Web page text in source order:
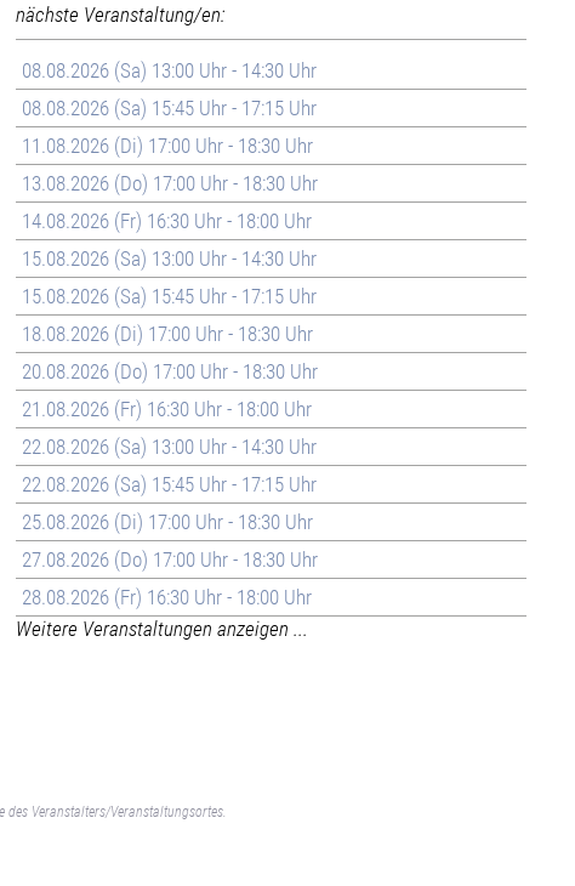
nächste Veranstaltung/en:
08.08.2026 (Sa) 13:00 Uhr - 14:30 Uhr
08.08.2026 (Sa) 15:45 Uhr - 17:15 Uhr
11.08.2026 (Di) 17:00 Uhr - 18:30 Uhr
13.08.2026 (Do) 17:00 Uhr - 18:30 Uhr
14.08.2026 (Fr) 16:30 Uhr - 18:00 Uhr
15.08.2026 (Sa) 13:00 Uhr - 14:30 Uhr
15.08.2026 (Sa) 15:45 Uhr - 17:15 Uhr
18.08.2026 (Di) 17:00 Uhr - 18:30 Uhr
20.08.2026 (Do) 17:00 Uhr - 18:30 Uhr
21.08.2026 (Fr) 16:30 Uhr - 18:00 Uhr
22.08.2026 (Sa) 13:00 Uhr - 14:30 Uhr
22.08.2026 (Sa) 15:45 Uhr - 17:15 Uhr
25.08.2026 (Di) 17:00 Uhr - 18:30 Uhr
27.08.2026 (Do) 17:00 Uhr - 18:30 Uhr
28.08.2026 (Fr) 16:30 Uhr - 18:00 Uhr
Weitere Veranstaltungen anzeigen ...
Veranstalters/Veranstaltungsortes.